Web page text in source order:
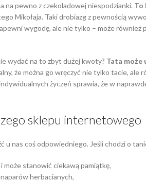
na pewno z czekoladowej niespodzianki. To
Mikołaja. Taki drobiazg z pewnością
wygodę, ale nie tylko – może również
wydać na to zbyt dużej kwoty? Tata może
że można go wręczyć nie tylko tacie, ale
życzeń sprawia, że w
sklepu internetowego
u nas coś odpowiedniego. Jeśli chodzi o
stanowić ciekawą pamiątkę,
herbacianych,